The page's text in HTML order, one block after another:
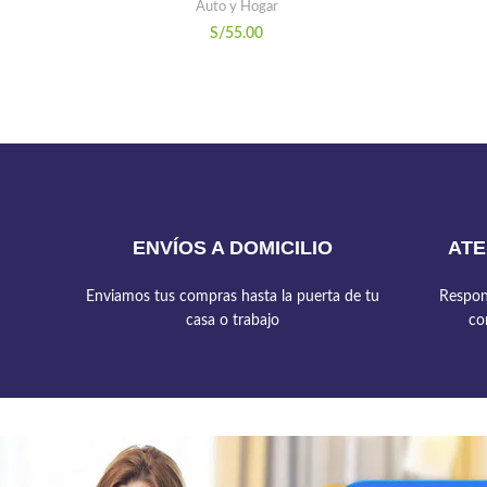
Auto y Hogar
S/55.00
ENVÍOS A DOMICILIO
Enviamos tus compras hasta la puerta de tu
casa o trabajo